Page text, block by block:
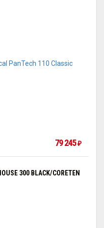
79 245 ₽
300 BLACK/CORETEN